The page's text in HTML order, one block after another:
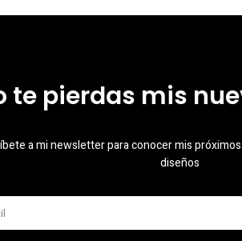
te pierdas mis
a mi newsletter para conocer mis
diseños